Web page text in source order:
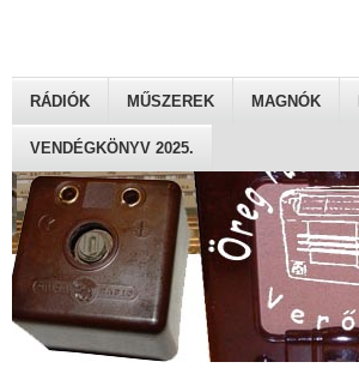
RÁDIÓK MŰSZEREK MAGNÓK
VENDÉGKÖNYV 2025.